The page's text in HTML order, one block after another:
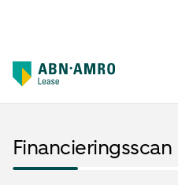
Financieringsscan